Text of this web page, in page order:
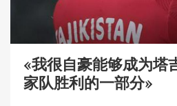
«我很自豪能够成为塔
家队胜利的一部分»